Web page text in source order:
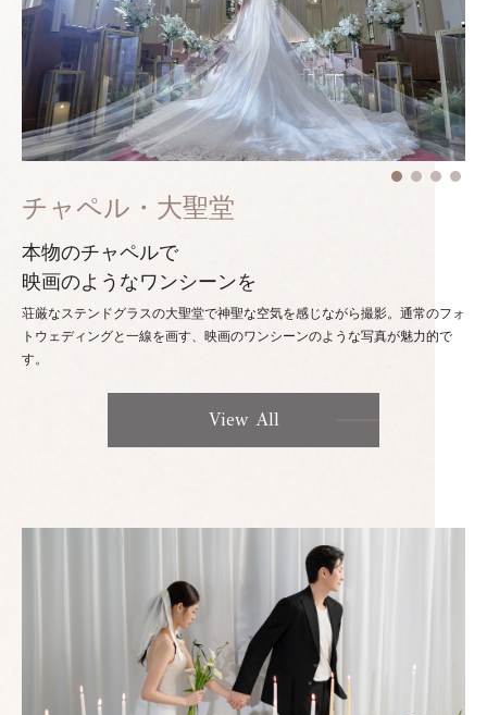
チャペル・大聖堂
本物のチャペルで
映画のようなワンシーンを
荘厳なステンドグラスの大聖堂で神聖な空気を感じながら撮影。通常のフォ
トウェディングと一線を画す、映画のワンシーンのような写真が魅力的で
す。
View All